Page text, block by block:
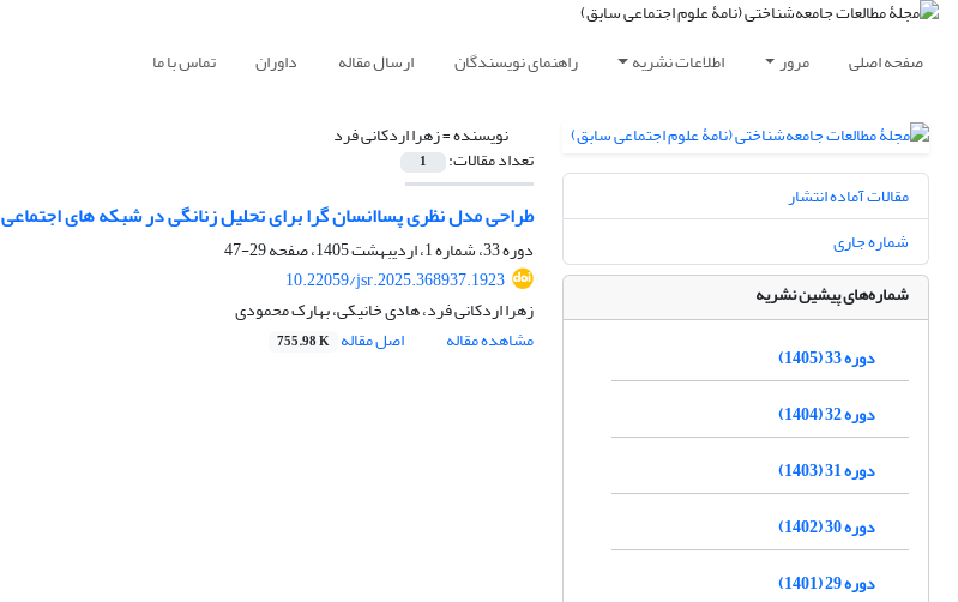
صفحه اصلی مرور اطلاعات نشریه راهنمای نویسندگان ارسال مقاله داوران تماس با ما
نویسنده =زهرا اردکانی فرد
تعداد مقالات: 1
طراحی مدل نظری پساانسان گرا برای تحلیل زنانگی در شبکه های اجتماعی
دوره 33، شماره 1، اردیبهشت 1405، صفحه
29-47
10.22059/jsr.2025.368937.1923
زهرا اردکانی فرد، هادی خانیکی، بهارک محمودی
مشاهده مقاله
اصل مقاله 755.98 K
مقالات آماده انتشار
شماره جاری
شماره‌های پیشین نشریه
دوره 33 (1405)
دوره 32 (1404)
دوره 31 (1403)
دوره 30 (1402)
دوره 29 (1401)